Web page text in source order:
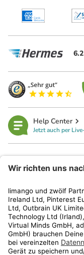
Help Center
Jetzt auch per
Kundenservice
Shop
Aktionen